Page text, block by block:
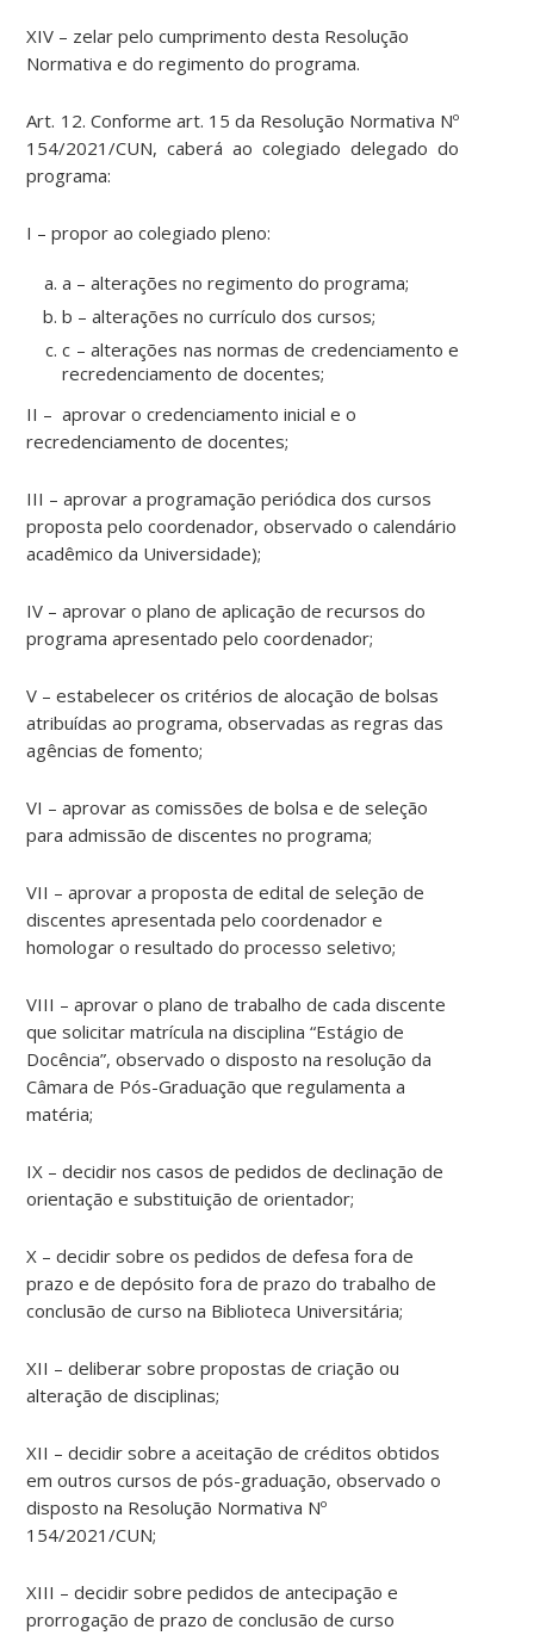
XIV – zelar pelo cumprimento desta Resolução
Normativa e do regimento do programa.
Art. 12. Conforme art. 15 da Resolução Normativa Nº
154/2021/CUN, caberá ao colegiado delegado do
programa:
I – propor ao colegiado pleno:
a – alterações no regimento do programa;
b – alterações no currículo dos cursos;
c – alterações nas normas de credenciamento e
recredenciamento de docentes;
II – aprovar o credenciamento inicial e o
recredenciamento de docentes;
III – aprovar a programação periódica dos cursos
proposta pelo coordenador, observado o calendário
acadêmico da Universidade);
IV – aprovar o plano de aplicação de recursos do
programa apresentado pelo coordenador;
V – estabelecer os critérios de alocação de bolsas
atribuídas ao programa, observadas as regras das
agências de fomento;
VI – aprovar as comissões de bolsa e de seleção
para admissão de discentes no programa;
VII – aprovar a proposta de edital de seleção de
discentes apresentada pelo coordenador e
homologar o resultado do processo seletivo;
VIII – aprovar o plano de trabalho de cada discente
que solicitar matrícula na disciplina “Estágio de
Docência”, observado o disposto na resolução da
Câmara de Pós-Graduação que regulamenta a
matéria;
IX – decidir nos casos de pedidos de declinação de
orientação e substituição de orientador;
X – decidir sobre os pedidos de defesa fora de
prazo e de depósito fora de prazo do trabalho de
conclusão de curso na Biblioteca Universitária;
XII – deliberar sobre propostas de criação ou
alteração de disciplinas;
XII – decidir sobre a aceitação de créditos obtidos
em outros cursos de pós-graduação, observado o
disposto na Resolução Normativa Nº
154/2021/CUN;
XIII – decidir sobre pedidos de antecipação e
prorrogação de prazo de conclusão de curso